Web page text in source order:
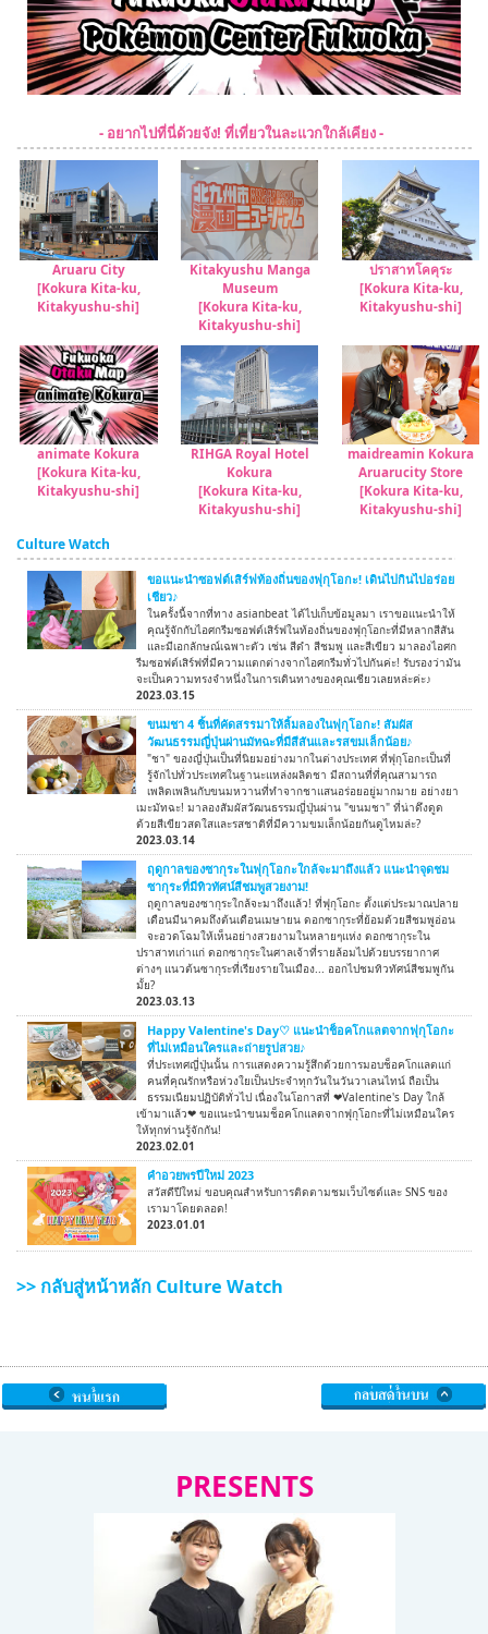
- อยากไปที่นี่ด้วยจัง! ที่เที่ยวในละแวกใกล้เคียง -
Aruaru City
[Kokura Kita-ku,
Kitakyushu-shi]
Kitakyushu Manga
Museum
[Kokura Kita-ku,
Kitakyushu-shi]
ปราสาทโคคุระ
[Kokura Kita-ku,
Kitakyushu-shi]
animate Kokura
[Kokura Kita-ku,
Kitakyushu-shi]
RIHGA Royal Hotel
Kokura
[Kokura Kita-ku,
Kitakyushu-shi]
maidreamin Kokura
Aruarucity Store
[Kokura Kita-ku,
Kitakyushu-shi]
Culture Watch
ขอแนะนำซอฟต์เสิร์ฟท้องถิ่นของฟุกุโอกะ! เดินไปกินไปอร่อย
เชียว♪
ในครั้งนี้จากที่ทาง asianbeat ได้ไปเก็บข้อมูลมา เราขอแนะนำให้
คุณรู้จักกับไอศกรีมซอฟต์เสิร์ฟในท้องถิ่นของฟุกุโอกะที่มีหลากสีสัน
และมีเอกลักษณ์เฉพาะตัว เช่น สีดำ สีชมพู และสีเขียว มาลองไอศก
รีมซอฟต์เสิร์ฟที่มีความแตกต่างจากไอศกรีมทั่วไปกันค่ะ! รับรองว่ามัน
จะเป็นความทรงจำหนึ่งในการเดินทางของคุณเชียวเลยหล่ะค่ะ♪
2023.03.15
ขนมชา 4 ชิ้นที่คัดสรรมาให้ลิ้มลองในฟุกุโอกะ! สัมผัส
วัฒนธรรมญี่ปุ่นผ่านมัทฉะที่มีสีสันและรสขมเล็กน้อย♪
"ชา" ของญี่ปุ่นเป็นที่นิยมอย่างมากในต่างประเทศ ที่ฟุกุโอกะเป็นที่
รู้จักไปทั่วประเทศในฐานะแหล่งผลิตชา มีสถานที่ที่คุณสามารถ
เพลิดเพลินกับขนมหวานที่ทำจากชาแสนอร่อยอยู่มากมาย อย่างยา
เมะมัทฉะ! มาลองสัมผัสวัฒนธรรมญี่ปุ่นผ่าน "ขนมชา" ที่น่าดึงดูด
ด้วยสีเขียวสดใสและรสชาติที่มีความขมเล็กน้อยกันดูไหมล่ะ?
2023.03.14
ฤดูกาลของซากุระในฟุกุโอกะใกล้จะมาถึงแล้ว แนะนำจุดชม
ซากุระที่มีทิวทัศน์สีชมพูสวยงาม!
ฤดูกาลของซากุระใกล้จะมาถึงแล้ว! ที่ฟุกุโอกะ ตั้งแต่ประมาณปลาย
เดือนมีนาคมถึงต้นเดือนเมษายน ดอกซากุระที่ย้อมด้วยสีชมพูอ่อน
จะอวดโฉมให้เห็นอย่างสวยงามในหลายๆแห่ง ดอกซากุระใน
ปราสาทเก่าแก่ ดอกซากุระในศาลเจ้าที่รายล้อมไปด้วยบรรยากาศ
ต่างๆ แนวต้นซากุระที่เรียงรายในเมือง... ออกไปชมทิวทัศน์สีชมพูกัน
มั้ย?
2023.03.13
Happy Valentine's Day♡ แนะนำช็อคโกแลตจากฟุกุโอกะ
ที่ไม่เหมือนใครและถ่ายรูปสวย♪
ที่ประเทศญี่ปุ่นนั้น การแสดงความรู้สึกด้วยการมอบช็อคโกแลตแก่
คนที่คุณรักหรือห่วงใยเป็นประจำทุกวันในวันวาเลนไทน์ ถือเป็น
ธรรมเนียมปฏิบัติทั่วไป เนื่องในโอกาสที่ ❤Valentine's Day ใกล้
เข้ามาแล้ว❤ ขอแนะนำขนมช็อคโกแลตจากฟุกุโอกะที่ไม่เหมือนใคร
ให้ทุกท่านรู้จักกัน!
2023.02.01
คำอวยพรปีใหม่ 2023
สวัสดีปีใหม่ ขอบคุณสำหรับการติดตามชมเว็บไซต์และ SNS ของ
เรามาโดยตลอด!
2023.01.01
>> กลับสู่หน้าหลัก Culture Watch
PRESENTS